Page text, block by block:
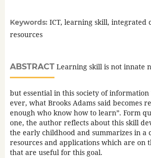
Keywords: ICT, learning skill, integrated
resources
ABSTRACTLearning skill is not innate
but essential in this society of
ever, what Brooks Adams said becomes
enough who know how to learn”. Form
one, the author reflects about this skill
the early childhood and summarizes in a
resources and applications which are on
that are useful for this goal.